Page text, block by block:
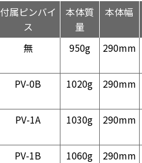
付属ピンバイ
ス
本体質
量
本体幅
無 950g 290mm
PV-0B 1020g 290mm
PV-1A 1030g 290mm
PV-1B 1060g 290mm